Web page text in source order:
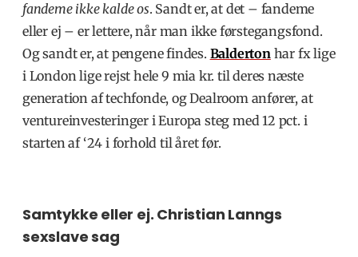
fandeme ikke kalde os. Sandt er, at det – fandeme
eller ej – er lettere, når man ikke førstegangsfond.
Og sandt er, at pengene findes. Baldertonhar fx lige
i London lige rejst hele 9 mia kr. til deres næste
generation af techfonde, og Dealroom anfører, at
ventureinvesteringer i Europa steg med 12 pct. i
starten af ‘24 i forhold til året før.
Samtykke eller ej. Christian Lanngs
sexslave sag